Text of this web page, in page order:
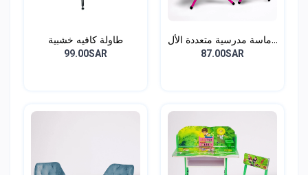
طاولة كافيه خشبية
99.00SAR
ماسة مدرسية متعددة الأل...
87.00SAR